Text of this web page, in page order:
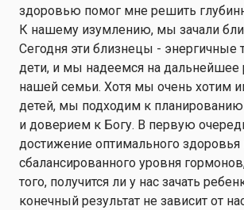
здоровью помог мне решить
К нашему изумлению, мы зачали
Сегодня эти близнецы - энергичные
дети, и мы надеемся на дальнейшее
нашей семьи. Хотя мы очень хотим
детей, мы подходим к
и доверием к Богу. В первую
достижение оптимального здоровья
сбалансированного уровня
того, получится ли у нас зачать
конечный результат не зависит от